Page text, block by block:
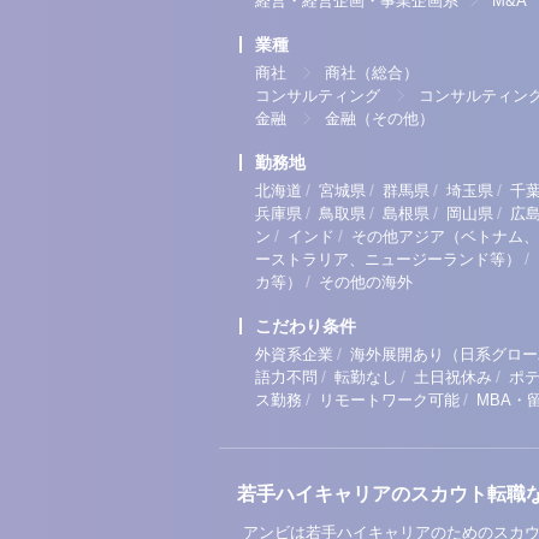
業種
商社
商社（総合）
コンサルティング
コンサルティン
金融
金融（その他）
勤務地
北海道 / 宮城県 / 群馬県 / 埼玉県 / 千
兵庫県 / 鳥取県 / 島根県 / 岡山県 / 広
ン / インド / その他アジア（ベトナム
ーストラリア、ニュージーランド等）
/
カ等）
/ その他の海外
こだわり条件
外資系企業 / 海外展開あり（日系グロ
語力不問 / 転勤なし / 土日祝休み / ポ
ス勤務 / リモートワーク可能 / MBA・
若手ハイキャリアのスカウト転職
アンビは若手ハイキャリアのためのスカ